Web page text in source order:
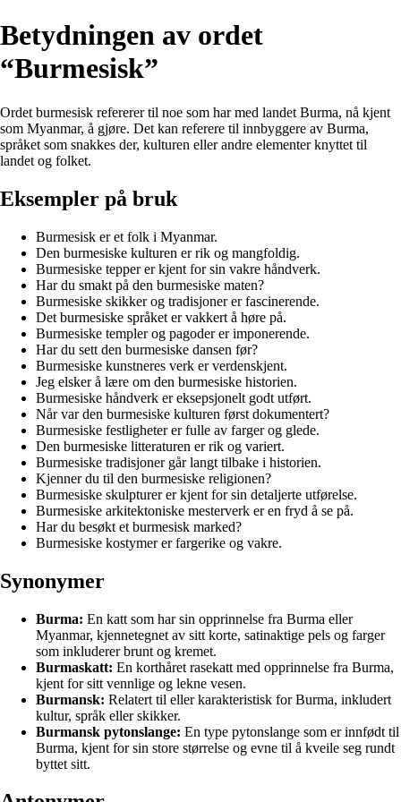
Betydningen av ordet
“Burmesisk”
Ordet burmesisk refererer til noe som har med landet Burma, nå kjent
som Myanmar, å gjøre. Det kan referere til innbyggere av Burma,
språket som snakkes der, kulturen eller andre elementer knyttet til
landet og folket.
Eksempler på bruk
Burmesisk er et folk i Myanmar.
Den burmesiske kulturen er rik og mangfoldig.
Burmesiske tepper er kjent for sin vakre håndverk.
Har du smakt på den burmesiske maten?
Burmesiske skikker og tradisjoner er fascinerende.
Det burmesiske språket er vakkert å høre på.
Burmesiske templer og pagoder er imponerende.
Har du sett den burmesiske dansen før?
Burmesiske kunstneres verk er verdenskjent.
Jeg elsker å lære om den burmesiske historien.
Burmesiske håndverk er eksepsjonelt godt utført.
Når var den burmesiske kulturen først dokumentert?
Burmesiske festligheter er fulle av farger og glede.
Den burmesiske litteraturen er rik og variert.
Burmesiske tradisjoner går langt tilbake i historien.
Kjenner du til den burmesiske religionen?
Burmesiske skulpturer er kjent for sin detaljerte utførelse.
Burmesiske arkitektoniske mesterverk er en fryd å se på.
Har du besøkt et burmesisk marked?
Burmesiske kostymer er fargerike og vakre.
Synonymer
Burma: En katt som har sin opprinnelse fra Burma eller
Myanmar, kjennetegnet av sitt korte, satinaktige pels og farger
som inkluderer brunt og kremet.
Burmaskatt: En korthåret rasekatt med opprinnelse fra Burma,
kjent for sitt vennlige og lekne vesen.
Burmansk: Relatert til eller karakteristisk for Burma, inkludert
kultur, språk eller skikker.
Burmansk pytonslange: En type pytonslange som er innfødt til
Burma, kjent for sin store størrelse og evne til å kveile seg rundt
byttet sitt.